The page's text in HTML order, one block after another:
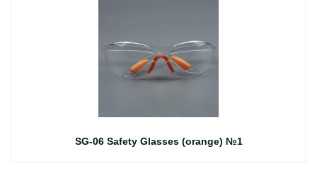
SG-06 Safety Glasses (orange) №1